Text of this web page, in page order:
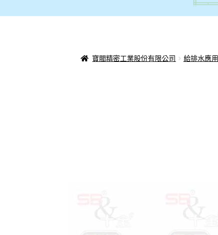
寶閥精密工業股份有限公司 給排水應用